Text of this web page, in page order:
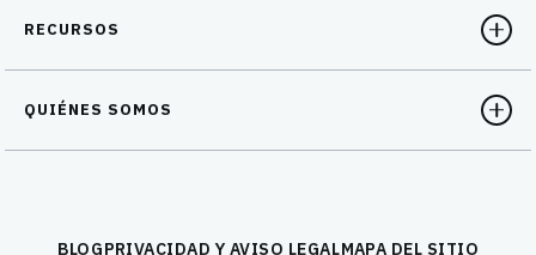
RECURSOS
QUIÉNES SOMOS
BLOGPRIVACIDAD Y AVISO LEGALMAPA DEL SITIO